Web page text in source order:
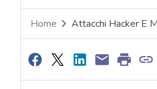
Home Attacchi Hacker E